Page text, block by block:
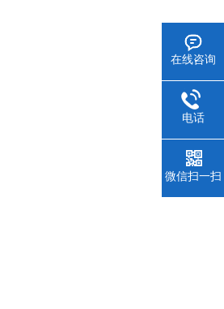
在线咨询
电话
微信扫一扫